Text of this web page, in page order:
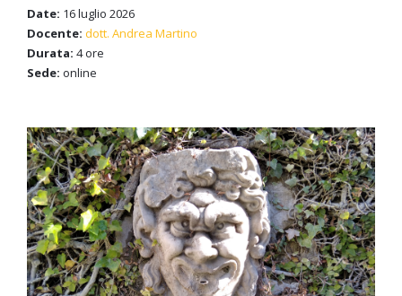
Date: 16 luglio 2026
Docente: dott. Andrea Martino
Durata: 4 ore
Sede: online